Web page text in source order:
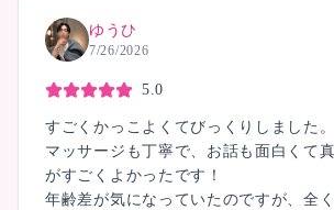
ゆうひ
7/26/2026
5.0
すごくかっこよくてびっくりしました。
マッサージも丁寧で、お話も面白くて
がすごくよかったです！
年齢差が気になっていたのですが、全